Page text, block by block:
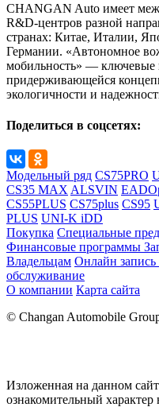
CHANGAN Auto имеет
R&D-центров разной
странах: Китае, Италии,
Германии. «Автономное
мобильность» — ключевые
придерживающейся
экологичности и
Поделиться в соцсетях:
Модельный ряд CS75PRO
CS35 MAX ALSVIN
CS55PLUS CS75plus CS95
PLUS UNI-K iDD
Покупка Специальные
Финансовые программы
Владельцам Онлайн
обслуживание
О компании Карта сайта
© Changan Automobile
Изложенная на данном
ознакомительный